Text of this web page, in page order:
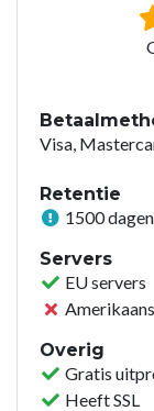
Visa,
Retentie
1500
Servers
EU servers
Overig
Gratis
Heeft SSL